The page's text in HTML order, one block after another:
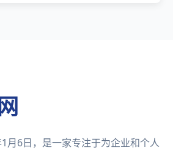
月6日，是一家专注于为企业和个人